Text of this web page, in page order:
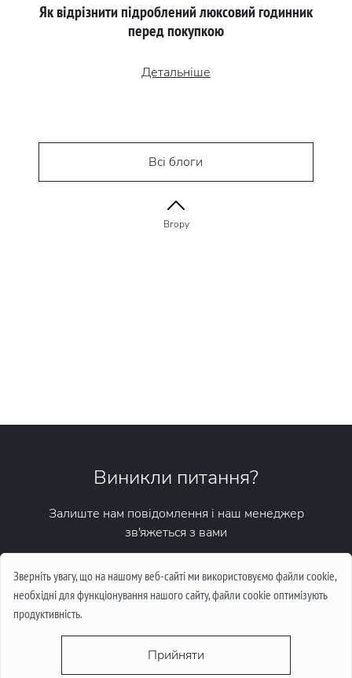
Зверніть увагу, що на нашому веб-сайті ми використовуємо файли cookie,
необхідні для функціонування нашого сайту, файли cookie оптимізують
продуктивність.
Прийняти
Як відрізнити підроблений люксовий годинник
перед покупкою
Детальніше
Всі блоги
Вгору
Виникли питання?
Залиште нам повідомлення і наш менеджер
зв'яжеться з вами
Написати повідомлення